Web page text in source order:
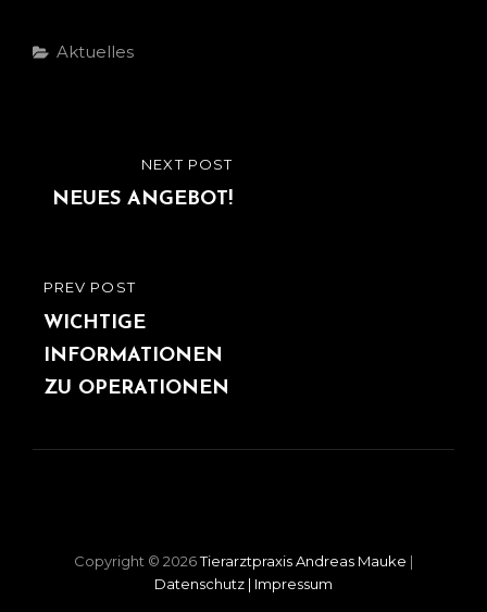
Categories
Aktuelles
Beitragsnavigation
PREVIOUS
POST
PREV POST
WICHTIGE
INFORMATIONEN
ZU OPERATIONEN
POST
NEXT POST
NEUES ANGEBOT!
Copyright © 2026Tierarztpraxis Andreas Mauke |
Datenschutz | Impressum